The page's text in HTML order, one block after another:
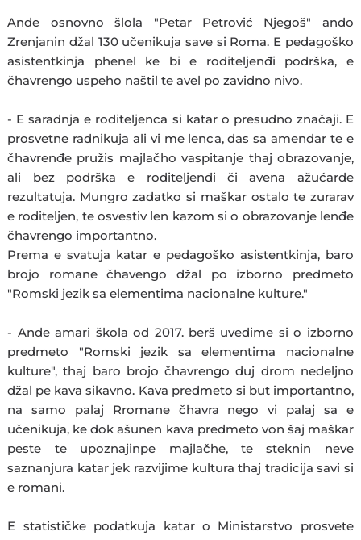
Ande osnovno šlola "Petar Petrović Njegoš" ando
Zrenjanin džal 130 učenikuja save si Roma. E pedagoško
asistentkinja phenel ke bi e roditeljenđi podrška, e
čhavrengo uspeho naštil te avel po zavidno nivo.
- E saradnja e roditeljenca si katar o presudno značaji. E
prosvetne radnikuja ali vi me lenca, das sa amendar te e
čhavrenđe pružis majlačho vaspitanje thaj obrazovanje,
ali bez podrška e roditeljenđi či avena ažućarde
rezultatuja. Mungro zadatko si maškar ostalo te zurarav
e roditeljen, te osvestiv len kazom si o obrazovanje lenđe
čhavrengo importantno.
Prema e svatuja katar e pedagoško asistentkinja, baro
brojo romane čhavengo džal po izborno predmeto
"Romski jezik sa elementima nacionalne kulture."
- Ande amari škola od 2017. berš uvedime si o izborno
predmeto "Romski jezik sa elementima nacionalne
kulture", thaj baro brojo čhavrengo duj drom nedeljno
džal pe kava sikavno. Kava predmeto si but importantno,
na samo palaj Rromane čhavra nego vi palaj sa e
učenikuja, ke dok ašunen kava predmeto von šaj maškar
peste te upoznajinpe majlačhe, te steknin neve
saznanjura katar jek razvijime kultura thaj tradicija savi si
e romani.
E statističke podatkuja katar o Ministarstvo prosvete